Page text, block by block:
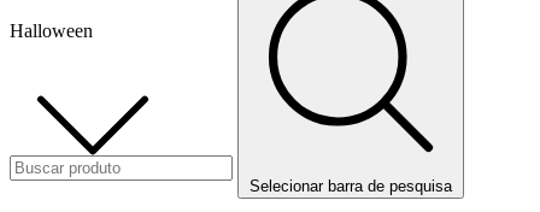
Halloween
Selecionar barra de pesquisa